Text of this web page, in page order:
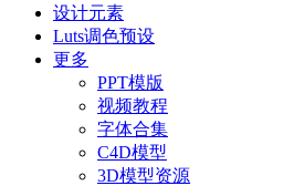
设计元素
Luts调色预设
更多
PPT模版
视频教程
字体合集
C4D模型
3D模型资源